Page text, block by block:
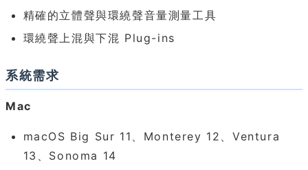
精確的立體聲與環繞聲音量測量工具
環繞聲上混與下混 Plug-ins
系統需求
Mac
macOS Big Sur 11、Monterey 12、Ventura
13、Sonoma 14